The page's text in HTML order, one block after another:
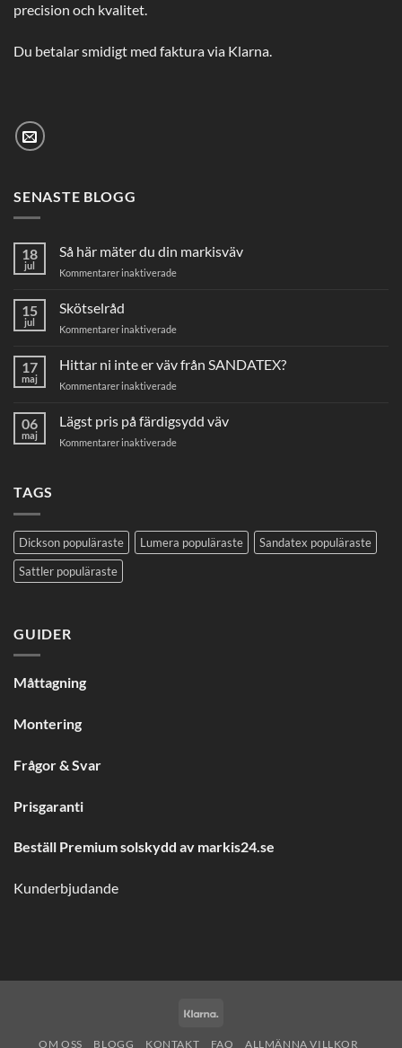
precision och kvalitet.
Du betalar smidigt med faktura via Klarna.
SENASTE BLOGG
18
jul
Så här mäter du din markisväv
Kommentarer inaktiveradeför
du
markisväv
15
jul
Skötselråd
Kommentarer inaktiveradeför
17
maj
Hittar ni inte er väv från SANDATEX?
Kommentarer inaktiveradeför
inte
er
06
maj
Lägst pris på färdigsydd väv
Kommentarer inaktiveradeför
TAGS
Dickson populäraste Lumera populäraste
Sandatex populäraste
Sattler populäraste
GUIDER
Måttagning
Montering
Frågor & Svar
Prisgaranti
Beställ Premium solskydd av markis24.se
Kunderbjudande
OM OSS BLOGG KONTAKT FAQ ALLMÄNNA VILLKOR